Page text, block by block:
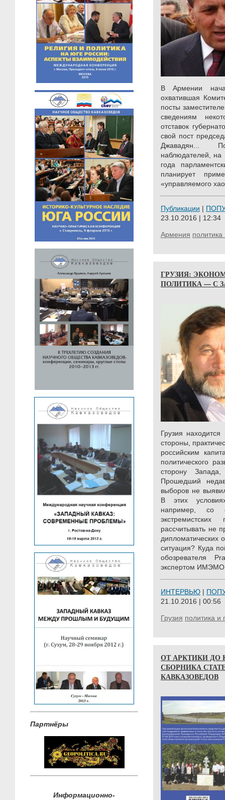
Партнёры
Информационно-
В Армении
охватившая
посты
сведениям
отставок
свой пост
Джавадян...
наблюдателей, на
года
планирует
«управляемого
Публикации |
23.10.2016 | 12:34
Армения
ГРУЗИЯ:
ПОЛИТИКА — С
Грузия
стороны,
российским
политического
сторону
Прошедший
выборов не
В этих
например, со
рассчитывать не
дипломатических
ситуация? Куда
обозревателя
экспертом
ИНТЕРВЬЮ |
21.10.2016 | 00:56
Грузия политика и
ОТ АРКТИКИ ДО
СБОРНИКА
КАВКАЗОВЕДОВ